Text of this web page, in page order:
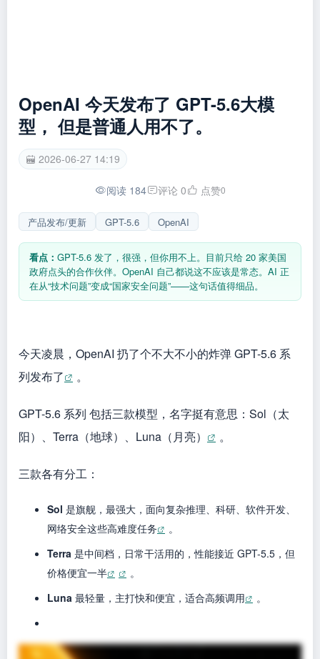
OpenAI 今天发布了 GPT-5.6大模
型， 但是普通人用不了。
2026-06-27 14:19
阅读 184 评论 0 点赞0
产品发布/更新 GPT-5.6 OpenAI
看点： GPT-5.6 发了，很强，但你用不上。目前只给 20 家美国
政府点头的合作伙伴。OpenAI 自己都说这不应该是常态。AI 正
在从“技术问题”变成“国家安全问题”——这句话值得细品。
今天凌晨，OpenAI 扔了个不大不小的炸弹 GPT-5.6 系
列发布了
。
GPT-5.6 系列 包括三款模型，名字挺有意思：Sol（太
阳）、Terra（地球）、Luna（月亮）
。
三款各有分工：
Sol 是旗舰，最强大，面向复杂推理、科研、软件开发、
网络安全这些高难度任务
。
Terra 是中间档，日常干活用的，性能接近 GPT-5.5，但
价格便宜一半
。
Luna 最轻量，主打快和便宜，适合高频调用 。